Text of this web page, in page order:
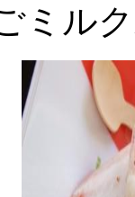
ミル